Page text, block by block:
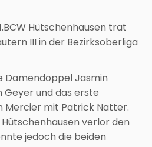
Hütschenhausen trat
III in der Bezirksoberliga
Damendoppel Jasmin
und das erste
Mercier mit Patrick Natter.
verlor den
jedoch die beiden